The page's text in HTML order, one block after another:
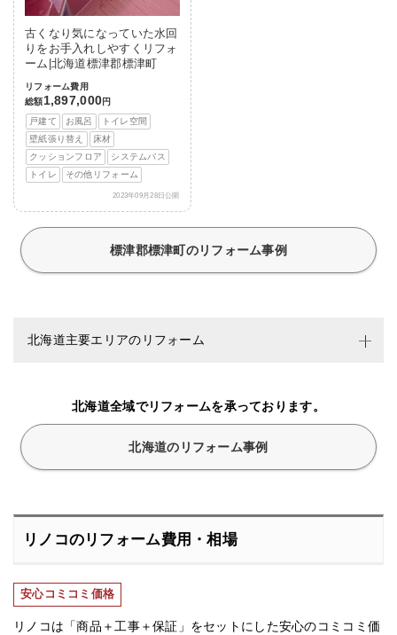
古くなり気になっていた水回
りをお手入れしやすくリフォ
ーム|北海道標津郡標津町
リフォーム費用
総額1,897,000円
戸建て
お風呂
トイレ空間
壁紙張り替え
床材
クッションフロア
システムバス
トイレ
その他リフォーム
2023年09月28日公開
標津郡標津町のリフォーム事例
北海道主要エリアのリフォーム
北海道全域でリフォームを承っております。
北海道のリフォーム事例
リノコのリフォーム費用・相場
安心コミコミ価格
リノコは「商品＋工事＋保証」をセットにした安心のコミコミ価